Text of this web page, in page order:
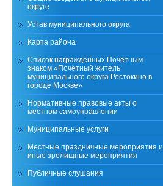
округе
Устав муниципального округа
Карта района
Список награжденных Почётным
знаком «Почётный житель
муниципального округа Ростокино в
городе Москве»
Нормативные правовые акты о
местном самоуправлении
Муниципальные услуги
Местные праздничные мероприятия и
иные зрелищные мероприятия
Публичные слушания